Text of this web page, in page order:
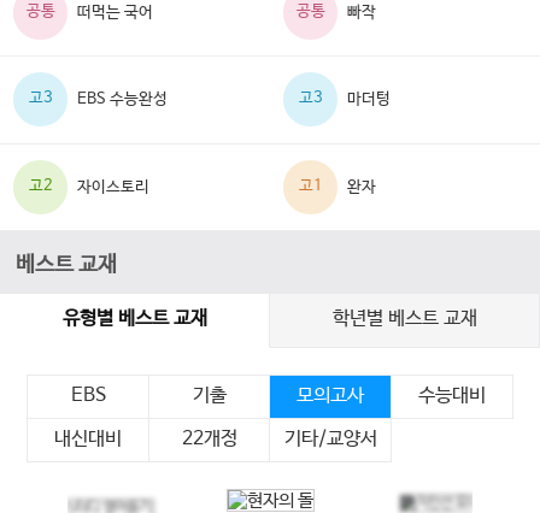
공통 떠먹는 국어 공통 빠작
고3 EBS 수능완성 고3 마더텅
고2 자이스토리 고1 완자
베스트 교재
유형별 베스트 교재 학년별 베스트 교재
EBS 기출 모의고사
수능대비
내신대비
22개정 기타/교양서